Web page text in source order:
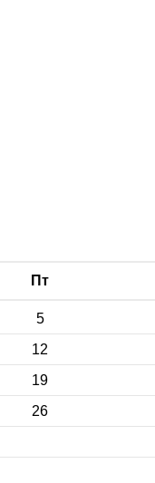
Пт
5
12
19
26